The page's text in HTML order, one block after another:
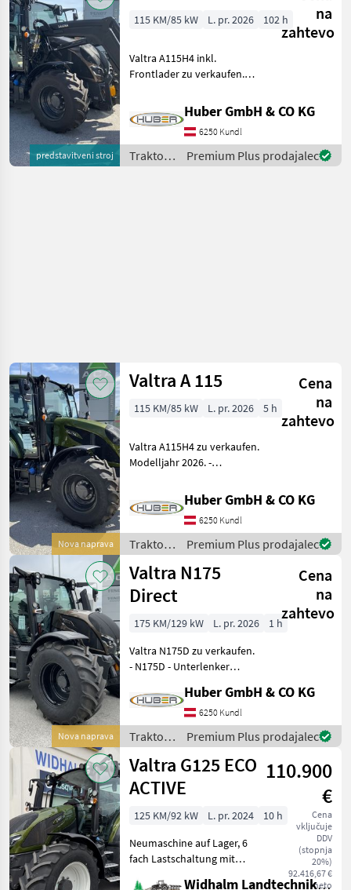
predstavitveni stroj
na
zahtevo
115 KM/85 kW L. pr. 2026 102 h
Valtra A115H4 inkl.
Frontlader zu verkaufen.
Höchstgeschwindigkeit 40
km/h - EHR-
Hubwerksregelung -
Unterlenker mechanisch
verstellbar - Mot
Huber GmbH & CO KG
6250 Kundl
Traktor /
Valtra
Premium Plus prodajalec
Nova naprava
Valtra A 115
Cena
na
zahtevo
115 KM/85 kW L. pr. 2026 5 h
Valtra A115H4 zu verkaufen.
Modelljahr 2026. -
Hubwerksregelung -
Unterlenker mechanisch
verstellbar -
Motorvorwärmung
Huber GmbH & CO KG
6250 Kundl
Traktor /
Valtra
Premium Plus prodajalec
Nova naprava
Valtra N175
Direct
Cena
na
zahtevo
175 KM/129 kW L. pr. 2026
1 h
Valtra N175D zu verkaufen.
- N175D - Unterlenker
Unterlenker-Seitenstreben -
Höchstgeschwindigkeit 50
km/h - Motorvorwärmung -
Gefed
Huber GmbH & CO KG
6250 Kundl
Traktor /
Valtra
Premium Plus prodajalec
Valtra G125 ECO
ACTIVE
110.900
€
Cena
vključuje
DDV
(stopnja
20%)
92.416,67 €
neto
125 KM/92 kW L. pr. 2024
10 h
Neumaschine auf Lager, 6
fach Lastschaltung mit
Widhalm Landtechnik GmbH